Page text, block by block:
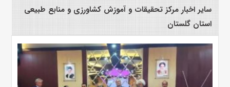
سایر اخبار مرکز تحقیقات و آموزش کشاورزی و منابع طبیعی
استان گلستان